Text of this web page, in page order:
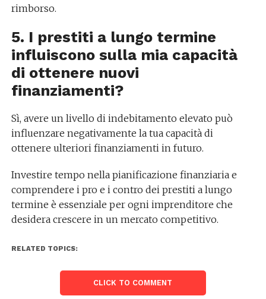
rimborso.
5. I prestiti a lungo termine
influiscono sulla mia capacità
di ottenere nuovi
finanziamenti?
Sì, avere un livello di indebitamento elevato può
influenzare negativamente la tua capacità di
ottenere ulteriori finanziamenti in futuro.
Investire tempo nella pianificazione finanziaria e
comprendere i pro e i contro dei prestiti a lungo
termine è essenziale per ogni imprenditore che
desidera crescere in un mercato competitivo.
RELATED TOPICS:
CLICK TO COMMENT